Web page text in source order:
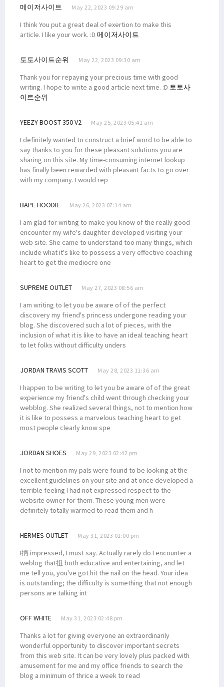
메이저사이트 May 22, 2023 09:29 am
I think You put a great deal of exertion to make this
article. I like your work. :D 메이저사이트
토토사이트순위 May 22, 2023 09:30 am
Thank you for repaying your precious time with good
writing. I hope to write a good article next time. :D 토토사
이트순위
YEEZY BOOST 350 V2 May 25, 2023 05:41 am
I definitely wanted to construct a brief word to be able to
say thanks to you for these pleasant solutions you are
sharing on this site. My time-consuming internet lookup
has finally been rewarded with pleasant facts to go over
with my company. I would rep
BAPE HOODIE May 26, 2023 07:14 am
I am glad for writing to make you know of the really good
encounter my wife's daughter developed visiting your
web site. She came to understand too many things, which
include what it's like to possess a very effective coaching
heart to get the mediocre one
SUPREME OUTLET May 27, 2023 08:56 am
I am writing to let you be aware of of the perfect
discovery my friend's princess undergone reading your
blog. She discovered such a lot of pieces, with the
inclusion of what it is like to have an ideal teaching heart
to let folks without difficulty unders
JORDAN TRAVIS SCOTT May 28, 2023 11:36 am
I happen to be writing to let you be aware of of the great
experience my friend's child went through checking your
webblog. She realized several things, not to mention how
it is like to possess a marvelous teaching heart to get
most people clearly know spe
JORDAN SHOES May 29, 2023 02:42 pm
I not to mention my pals were found to be looking at the
excellent guidelines on your site and at once developed a
terrible feeling I had not expressed respect to the
website owner for them. These young men were
definitely totally warmed to read them and h
HERMES OUTLET May 31, 2023 01:00 pm
I抦 impressed, I must say. Actually rarely do I encounter a
weblog that抯 both educative and entertaining, and let
me tell you, you've got hit the nail on the head. Your idea
is outstanding; the difficulty is something that not enough
persons are talking int
OFF WHITE May 31, 2023 02:48 pm
Thanks a lot for giving everyone an extraordinarily
wonderful opportunity to discover important secrets
from this web site. It can be very lovely plus packed with
amusement for me and my office friends to search the
blog a minimum of thrice a week to read